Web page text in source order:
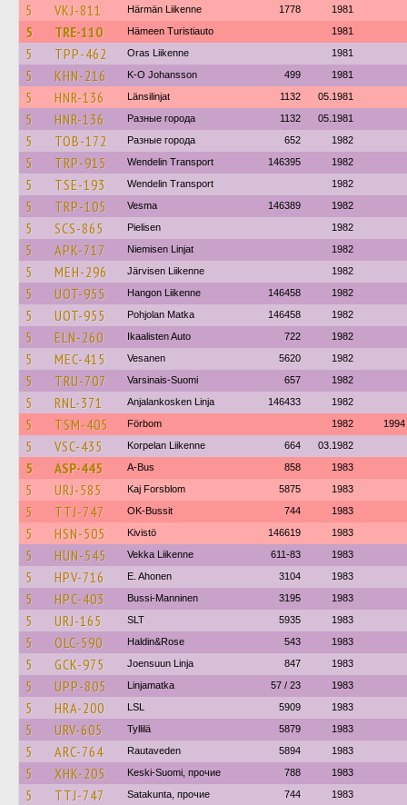
5 VKJ-811 Härmän Liikenne 1778 1981
5 TRE-110 Hämeen Turistiauto 1981
5 TPP-462 Oras Liikenne 1981
5 KHN-216 K-O Johansson 499 1981
5 HNR-136 Länsilinjat 1132 05.1981
5 HNR-136 Разные города 1132 05.1981
5 TOB-172 Разные города 652 1982
5 TRP-915 Wendelin Transport 146395 1982
5 TSE-193 Wendelin Transport 1982
5 TRP-105 Vesma 146389 1982
5 SCS-865 Pielisen 1982
5 APK-717 Niemisen Linjat 1982
5 MEH-296 Järvisen Liikenne 1982
5 UOT-955 Hangon Liikenne 146458 1982
5 UOT-955 Pohjolan Matka 146458 1982
5 ELN-260 Ikaalisten Auto 722 1982
5 MEC-415 Vesanen 5620 1982
5 TRU-707 Varsinais-Suomi 657 1982
5 RNL-371 Anjalankosken Linja 146433 1982
5 TSM-405 Förbom 1982 1994
5 VSC-435 Korpelan Liikenne 664 03.1982
5 ASP-445 A-Bus 858 1983
5 URJ-585 Kaj Forsblom 5875 1983
5 TTJ-747 OK-Bussit 744 1983
5 HSN-505 Kivistö 146619 1983
5 HUN-545 Vekka Liikenne 611-83 1983
5 HPV-716 E. Ahonen 3104 1983
5 HPC-403 Bussi-Manninen 3195 1983
5 URJ-165 SLT 5935 1983
5 OLC-590 Haldin&Rose 543 1983
5 GCK-975 Joensuun Linja 847 1983
5 UPP-805 Linjamatka 57 / 23 1983
5 HRA-200 LSL 5909 1983
5 URV-605 Tyllilä 5879 1983
5 ARC-764 Rautaveden 5894 1983
5 XHK-205 Keski-Suomi, прочие 788 1983
5 TTJ-747 Satakunta, прочие 744 1983